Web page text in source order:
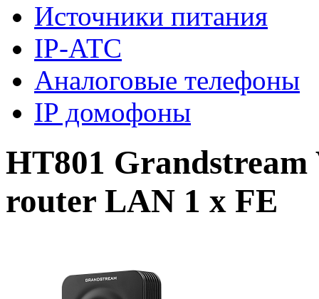
Источники питания
IP-АТС
Аналоговые телефоны
IP домофоны
HT801
router LAN 1 x FE